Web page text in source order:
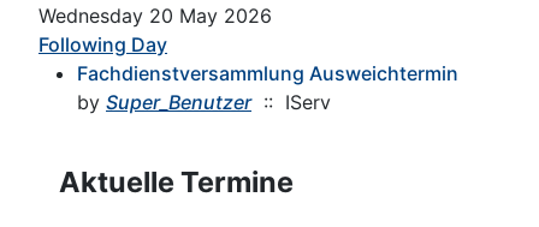
Wednesday 20 May 2026
Following Day
Fachdienstversammlung Ausweichtermin
by Super_Benutzer:: IServ
Aktuelle Termine